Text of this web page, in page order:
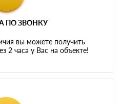
ПО ЗВОНКУ
вы можете получить
2 часа у Вас на объекте!